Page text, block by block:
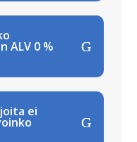
ALV 0 %
ei